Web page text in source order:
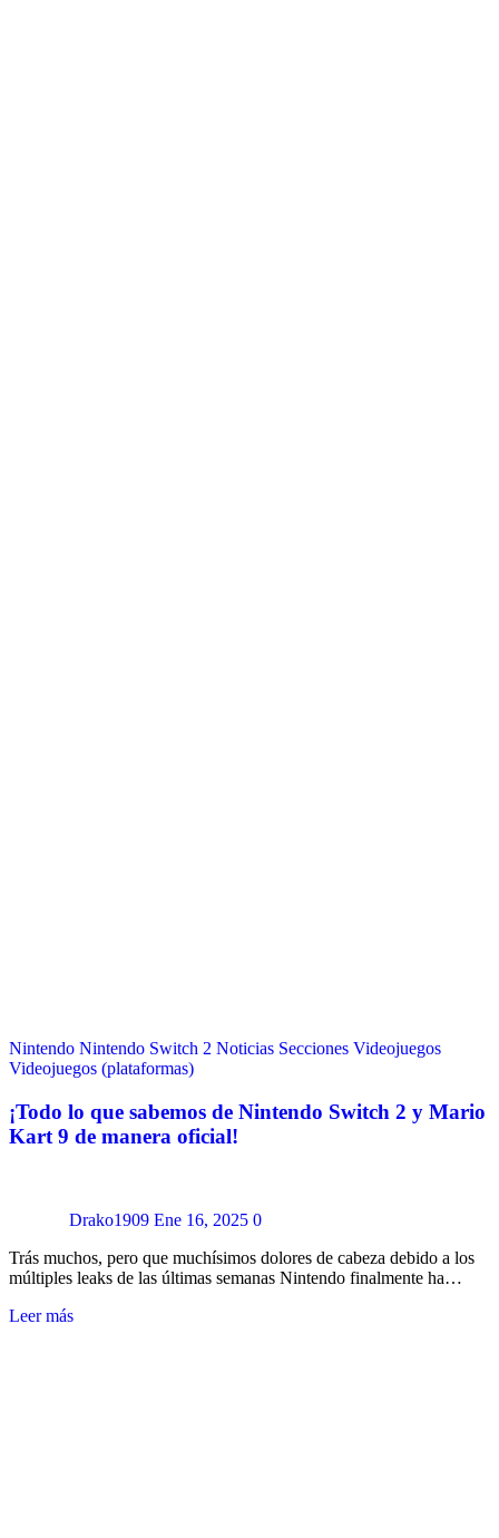
Nintendo Nintendo Switch 2 Noticias Secciones Videojuegos
Videojuegos (plataformas)
¡Todo lo que sabemos de Nintendo Switch 2 y Mario
Kart 9 de manera oficial!
Drako1909 Ene 16, 2025 0
Trás muchos, pero que muchísimos dolores de cabeza debido a los
múltiples leaks de las últimas semanas Nintendo finalmente ha…
Leer más